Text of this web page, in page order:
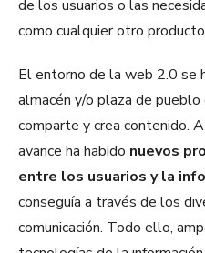
de los usuarios o las
como cualquier otro
El entorno de la web 2.0 se
almacén y/o plaza de
comparte y crea contenido.
avance ha habido nuevos
entre los usuarios y la
conseguía a través de los
comunicación. Todo ello,